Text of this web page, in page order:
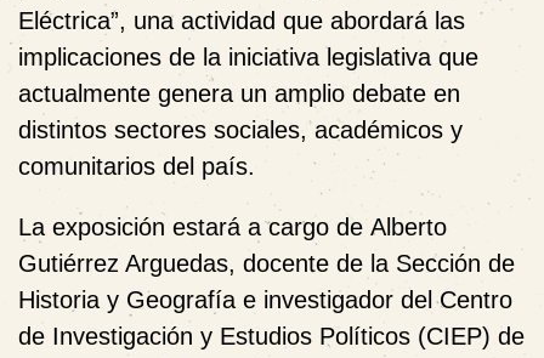
Eléctrica”, una actividad que abordará las
implicaciones de la iniciativa legislativa que
actualmente genera un amplio debate en
distintos sectores sociales, académicos y
comunitarios del país.
La exposición estará a cargo de Alberto
Gutiérrez Arguedas, docente de la Sección de
Historia y Geografía e investigador delCentro
de Investigación y Estudios Políticos (CIEP) de